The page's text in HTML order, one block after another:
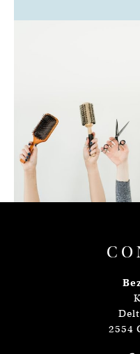
2554